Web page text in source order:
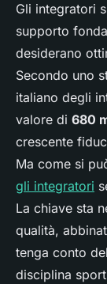
Gli integratori
supporto
desiderano
Secondo uno
italiano degli
valore di 680
crescente
Ma come si
gli integratori
La chiave sta
qualità,
tenga conto
disciplina